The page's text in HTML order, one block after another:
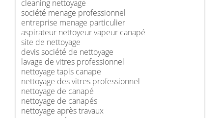
cleaning nettoyage
société menage professionnel
entreprise menage particulier
aspirateur nettoyeur vapeur canapé
site de nettoyage
devis société de nettoyage
lavage de vitres professionnel
nettoyage tapis canape
nettoyage des vitres professionnel
nettoyage de canapé
nettoyage de canapés
nettoyage après travaux